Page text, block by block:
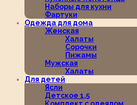
Наборы для кухни
Фартуки
Одежда для дома
Женская
Халаты
Сорочки
Пижамы
Мужская
Халаты
Для детей
Ясли
Детское 1,5